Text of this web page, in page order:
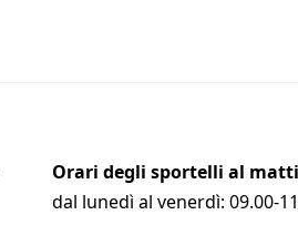
Orari degli sportelli al
dal lunedì al venerdì: 09.00-